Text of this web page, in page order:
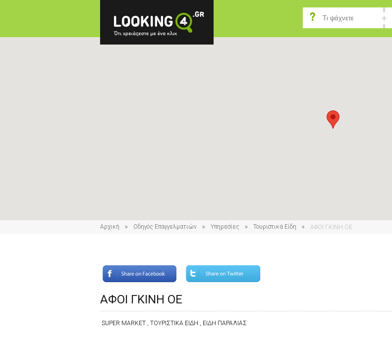
Αρχική Οδηγός Επαγγελματιών Υπηρεσίες Τουριστικά Είδη ΑΦΟΙ ΓΚΙΝΗ ΟΕ
ΑΦΟΙ ΓΚΙΝΗ ΟΕ
SUPER MARKET , ΤΟΥΡΙΣΤΙΚΑ ΕΙΔΗ , ΕΙΔΗ ΠΑΡΑΛΙΑΣ